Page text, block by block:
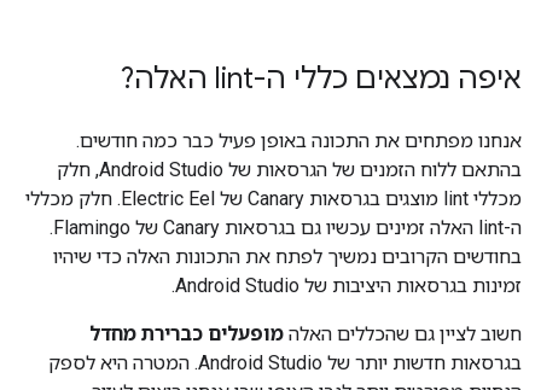
איפה נמצאים כללי ה-lint האלה?
אנחנו מפתחים את התכונה באופן פעיל כבר כמה חודשים.
בהתאם ללוח הזמנים של הגרסאות של Android Studio, חלק
מכללי lint מוצגים בגרסאות Canary של Electric Eel. חלק מכללי
ה-lint האלה זמינים עכשיו גם בגרסאות Canary של Flamingo.
בחודשים הקרובים נמשיך לפתח את התכונות האלה כדי שיהיו
זמינות בגרסאות היציבות של Android Studio.
חשוב לציין גם שהכללים האלה מופעלים כברירת מחדל
בגרסאות חדשות יותר של Android Studio. המטרה היא לספק